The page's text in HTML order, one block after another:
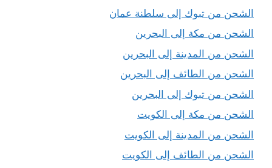
الشحن من تبوك إلى سلطنة عمان
الشحن من مكة إلى البحرين
الشحن من المدينة إلى البحرين
الشحن من الطائف إلى البحرين
الشحن من تبوك إلى البحرين
الشحن من مكة إلى الكويت
الشحن من المدينة إلى الكويت
الشحن من الطائف إلى الكويت